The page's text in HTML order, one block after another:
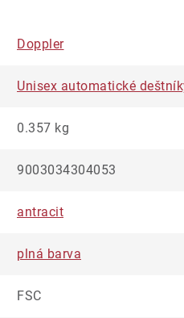
Doppler
Unisex automatické
0.357 kg
9003034304053
antracit
plná barva
FSC